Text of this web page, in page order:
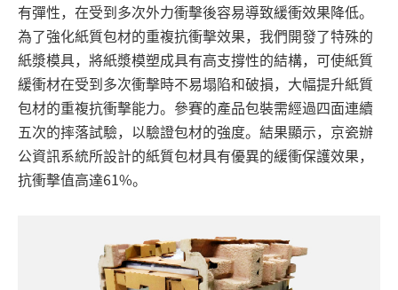
有彈性，在受到多次外力衝擊後容易導致緩衝效果降低。
為了強化紙質包材的重複抗衝擊效果，我們開發了特殊的
紙漿模具，將紙漿模塑成具有高支撐性的結構，可使紙質
緩衝材在受到多次衝擊時不易塌陷和破損，大幅提升紙質
包材的重複抗衝擊能力。參賽的產品包裝需經過四面連續
五次的摔落試驗，以驗證包材的強度。結果顯示，京瓷辦
公資訊系統所設計的紙質包材具有優異的緩衝保護效果，
抗衝擊值高達61%。